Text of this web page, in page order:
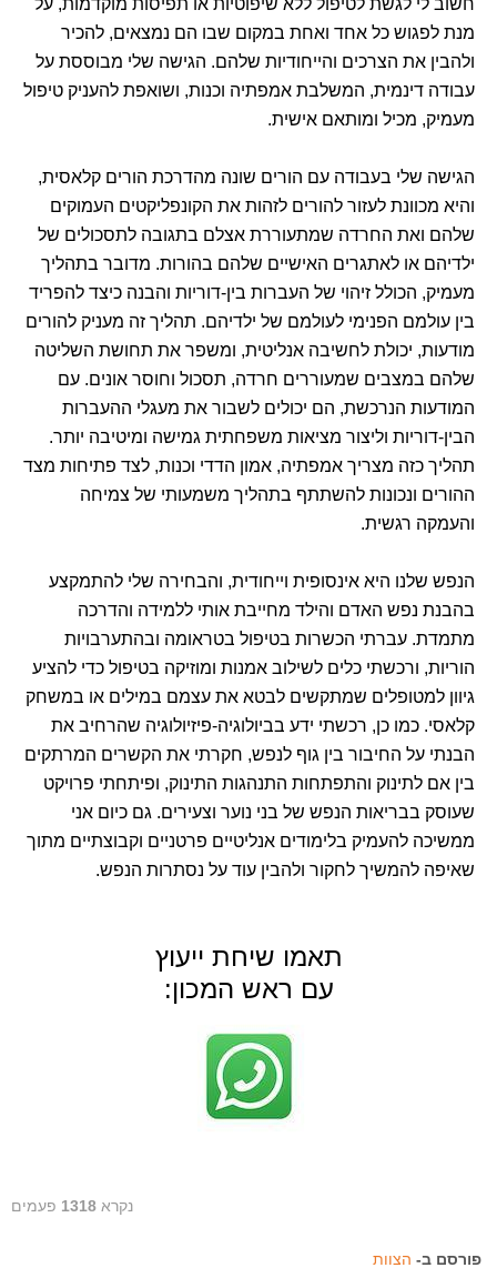
חשוב לי לגשת לטיפול ללא שיפוטיות או תפיסות מוקדמות, על
מנת לפגוש כל אחד ואחת במקום שבו הם נמצאים, להכיר
ולהבין את הצרכים והייחודיות שלהם. הגישה שלי מבוססת על
עבודה דינמית, המשלבת אמפתיה וכנות, ושואפת להעניק טיפול
מעמיק, מכיל ומותאם אישית.
הגישה שלי בעבודה עם הורים שונה מהדרכת הורים קלאסית,
והיא מכוונת לעזור להורים לזהות את הקונפליקטים העמוקים
שלהם ואת החרדה שמתעוררת אצלם בתגובה לתסכולים של
ילדיהם או לאתגרים האישיים שלהם בהורות. מדובר בתהליך
מעמיק, הכולל זיהוי של העברות בין-דוריות והבנה כיצד להפריד
בין עולמם הפנימי לעולמם של ילדיהם. תהליך זה מעניק להורים
מודעות, יכולת לחשיבה אנליטית, ומשפר את תחושת השליטה
שלהם במצבים שמעוררים חרדה, תסכול וחוסר אונים. עם
המודעות הנרכשת, הם יכולים לשבור את מעגלי ההעברות
הבין-דוריות וליצור מציאות משפחתית גמישה ומיטיבה יותר.
תהליך כזה מצריך אמפתיה, אמון הדדי וכנות, לצד פתיחות מצד
ההורים ונכונות להשתתף בתהליך משמעותי של צמיחה
והעמקה רגשית.
הנפש שלנו היא אינסופית וייחודית, והבחירה שלי להתמקצע
בהבנת נפש האדם והילד מחייבת אותי ללמידה והדרכה
מתמדת. עברתי הכשרות בטיפול בטראומה ובהתערבויות
הוריות, ורכשתי כלים לשילוב אמנות ומוזיקה בטיפול כדי להציע
גיוון למטופלים שמתקשים לבטא את עצמם במילים או במשחק
קלאסי. כמו כן, רכשתי ידע בביולוגיה-פיזיולוגיה שהרחיב את
הבנתי על החיבור בין גוף לנפש, חקרתי את הקשרים המרתקים
בין אם לתינוק והתפתחות התנהגות התינוק, ופיתחתי פרויקט
שעוסק בבריאות הנפש של בני נוער וצעירים. גם כיום אני
ממשיכה להעמיק בלימודים אנליטיים פרטניים וקבוצתיים מתוך
שאיפה להמשיך לחקור ולהבין עוד על נסתרות הנפש.
תאמו שיחת ייעוץ
עם ראש המכון:
נקרא 1318 פעמים
פורסם ב- הצוות